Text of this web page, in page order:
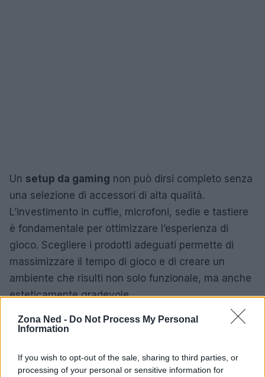
Zona Ned - Do Not Process My Personal
Information
If you wish to opt-out of the sale, sharing to third parties, or
processing of your personal or sensitive information for
Un setup da gaming non può dirsi completo senza
una selezione di accessori di alta qualità.
L’investimento in cuffie, microfoni, sedie e tastiere
è fondamentale per ottimizzare l’esperienza di
gioco. Scegliere i prodotti adeguati permette di
massimizzare il tempo di gioco e di creare un
ambiente che risulti non solo funzionale, ma anche
esteticamente gradevole.
Staff